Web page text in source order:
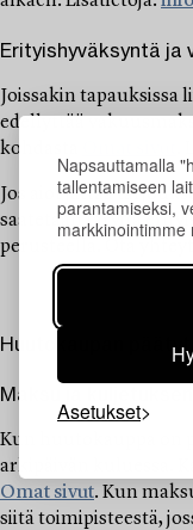
Napsauttamalla
tallentamiseen
parantamiseksi,
markkinointimme
Asetukset
Erityishyväksyntä ja
Joissakin
edellyttää
kohdasta
Jos aiot jättää
saatetaan tarvita
perusteella. Ota
Huutokaupan
Maksu ja kuljetuksen
Kun huutokauppa on
arkipäivän kuluessa.
Omat sivut. Kun
siitä toimipisteestä,